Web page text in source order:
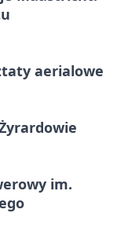
aerialowe
Żyrardowie
im.